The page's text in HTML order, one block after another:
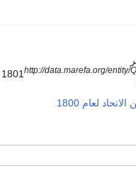
1801http://data.marefa.org/entity/
لعام 1800